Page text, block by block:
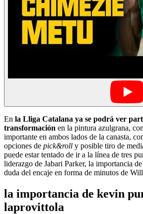
En la Lliga Catalana ya se podrá ver
transformación en la pintura azulgrana,
importante en ambos lados de la canasta,
opciones de pick&roll y posible tiro de
puede estar tentado de ir a la línea de tres
liderazgo de Jabari Parker, la importancia
duda del encaje en forma de minutos de
la importancia de kevin
laprovittola